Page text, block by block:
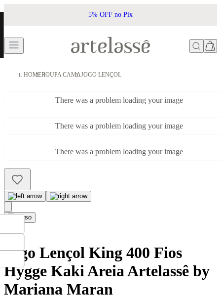
5% OFF no Pix
HOMEROUPA CAMAJOGO LENÇOL
There was a problem loading your image
There was a problem loading your image
There was a problem loading your image
Jogo Lençol King 400 Fios
Hygge Kaki Areia Artelassê by
Mariana Maran